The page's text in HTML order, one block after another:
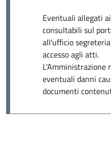
Eventuali allegati
consultabili sul
all'ufficio
accesso agli atti.
L'Amministrazione
eventuali danni
documenti